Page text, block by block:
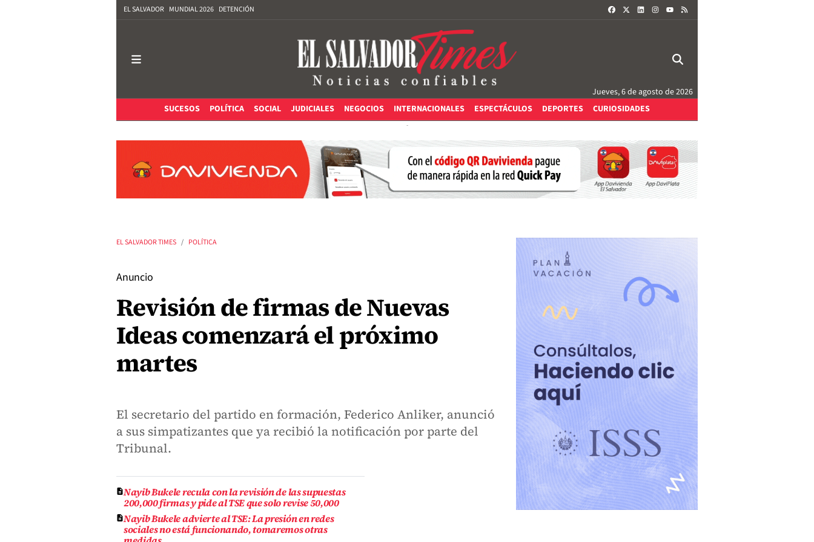
EL SALVADOR MUNDIAL 2026 DETENCIÓN FACEBOOKLINKEDININSTAGRAM
Jueves, 6 de agosto de 2026
SUCESOS
POLÍTICA SOCIAL JUDICIALES NEGOCIOS INTERNACIONALES ESPECTÁCULOS DEPORTES CURIOSIDADES
EL SALVADOR TIMES POLÍTICA
Anuncio
Revisión de firmas de Nuevas
Ideas comenzará el próximo
martes
El secretario del partido en formación, Federico Anliker, anunció
a sus simpatizantes que ya recibió la notificación por parte del
Tribunal.
Nayib Bukele recula con la revisión de las supuestas
200,000 firmas y pide al TSE que solo revise 50,000
Nayib Bukele advierte al TSE: La presión en redes
sociales no está funcionando, tomaremos otras